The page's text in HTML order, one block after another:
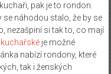
pak je to rondon.
se náhodou stalo, že by se
nezašpiní si tak to, co mají
je možné
nabízí rondony, které
tak i ženských